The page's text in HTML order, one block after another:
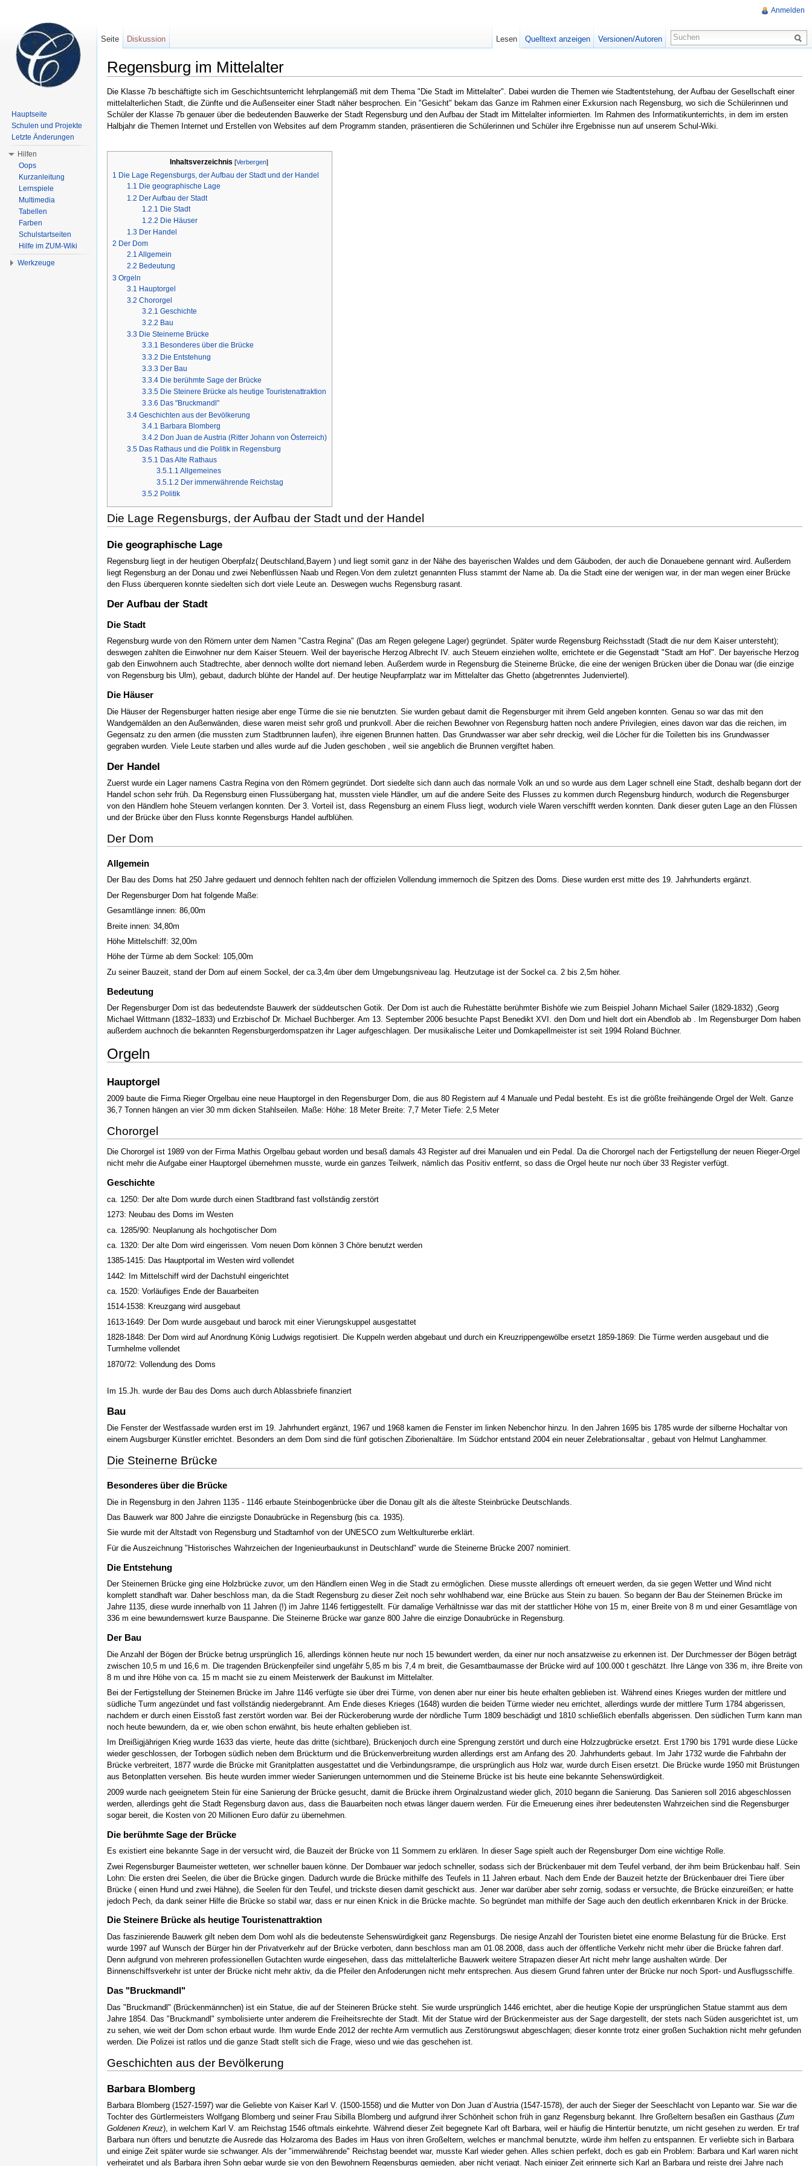
Regensburg im Mittelalter
Die Klasse 7b beschäftigte sich im Geschichtsunterricht lehrplangemäß mit dem Thema "Die Stadt im Mittelalter". Dabei wurden die Themen wie Stadtentstehung, der Aufbau der Gesellschaft einer
mittelalterlichen Stadt, die Zünfte und die Außenseiter einer Stadt näher besprochen. Ein "Gesicht" bekam das Ganze im Rahmen einer Exkursion nach Regensburg, wo sich die Schülerinnen und
Schüler der Klasse 7b genauer über die bedeutenden Bauwerke der Stadt Regensburg und den Aufbau der Stadt im Mittelalter informierten. Im Rahmen des Informatikunterrichts, in dem im ersten
Halbjahr die Themen Internet und Erstellen von Websites auf dem Programm standen, präsentieren die Schülerinnen und Schüler ihre Ergebnisse nun auf unserem Schul-Wiki.
Inhaltsverzeichnis [Verbergen]
1 Die Lage Regensburgs, der Aufbau der Stadt und der Handel
1.1 Die geographische Lage
1.2 Der Aufbau der Stadt
1.2.1 Die Stadt
1.2.2 Die Häuser
1.3 Der Handel
2 Der Dom
2.1 Allgemein
2.2 Bedeutung
3 Orgeln
3.1 Hauptorgel
3.2 Chororgel
3.2.1 Geschichte
3.2.2 Bau
3.3 Die Steinerne Brücke
3.3.1 Besonderes über die Brücke
3.3.2 Die Entstehung
3.3.3 Der Bau
3.3.4 Die berühmte Sage der Brücke
3.3.5 Die Steinere Brücke als heutige Touristenattraktion
3.3.6 Das "Bruckmandl"
3.4 Geschichten aus der Bevölkerung
3.4.1 Barbara Blomberg
3.4.2 Don Juan de Austria (Ritter Johann von Österreich)
3.5 Das Rathaus und die Politik in Regensburg
3.5.1 Das Alte Rathaus
3.5.1.1 Allgemeines
3.5.1.2 Der immerwährende Reichstag
3.5.2 Politik
Die Lage Regensburgs, der Aufbau der Stadt und der Handel
Die geographische Lage
Regensburg liegt in der heutigen Oberpfalz( Deutschland,Bayern ) und liegt somit ganz in der Nähe des bayerischen Waldes und dem Gäuboden, der auch die Donauebene gennant wird. Außerdem
liegt Regensburg an der Donau und zwei Nebenflüssen Naab und Regen.Von dem zuletzt genannten Fluss stammt der Name ab. Da die Stadt eine der wenigen war, in der man wegen einer Brücke
den Fluss überqueren konnte siedelten sich dort viele Leute an. Deswegen wuchs Regensburg rasant.
Der Aufbau der Stadt
Die Stadt
Regensburg wurde von den Römern unter dem Namen "Castra Regina" (Das am Regen gelegene Lager) gegründet. Später wurde Regensburg Reichsstadt (Stadt die nur dem Kaiser untersteht);
deswegen zahlten die Einwohner nur dem Kaiser Steuern. Weil der bayerische Herzog Albrecht IV. auch Steuern einziehen wollte, errichtete er die Gegenstadt "Stadt am Hof". Der bayerische Herzog
gab den Einwohnern auch Stadtrechte, aber dennoch wollte dort niemand leben. Außerdem wurde in Regensburg die Steinerne Brücke, die eine der wenigen Brücken über die Donau war (die einzige
von Regensburg bis Ulm), gebaut, dadurch blühte der Handel auf. Der heutige Neupfarrplatz war im Mittelalter das Ghetto (abgetrenntes Judenviertel).
Die Häuser
Die Häuser der Regensburger hatten riesige aber enge Türme die sie nie benutzten. Sie wurden gebaut damit die Regensburger mit ihrem Geld angeben konnten. Genau so war das mit den
Wandgemälden an den Außenwänden, diese waren meist sehr groß und prunkvoll. Aber die reichen Bewohner von Regensburg hatten noch andere Privilegien, eines davon war das die reichen, im
Gegensatz zu den armen (die mussten zum Stadtbrunnen laufen), ihre eigenen Brunnen hatten. Das Grundwasser war aber sehr dreckig, weil die Löcher für die Toiletten bis ins Grundwasser
gegraben wurden. Viele Leute starben und alles wurde auf die Juden geschoben , weil sie angeblich die Brunnen vergiftet haben.
Der Handel
Zuerst wurde ein Lager namens Castra Regina von den Römern gegründet. Dort siedelte sich dann auch das normale Volk an und so wurde aus dem Lager schnell eine Stadt, deshalb begann dort der
Handel schon sehr früh. Da Regensburg einen Flussübergang hat, mussten viele Händler, um auf die andere Seite des Flusses zu kommen durch Regensburg hindurch, wodurch die Regensburger
von den Händlern hohe Steuern verlangen konnten. Der 3. Vorteil ist, dass Regensburg an einem Fluss liegt, wodurch viele Waren verschifft werden konnten. Dank dieser guten Lage an den Flüssen
und der Brücke über den Fluss konnte Regensburgs Handel aufblühen.
Der Dom
Allgemein
Der Bau des Doms hat 250 Jahre gedauert und dennoch fehlten nach der offizielen Vollendung immernoch die Spitzen des Doms. Diese wurden erst mitte des 19. Jahrhunderts ergänzt.
Der Regensburger Dom hat folgende Maße:
Gesamtlänge innen: 86,00m
Breite innen: 34,80m
Höhe Mittelschiff: 32,00m
Höhe der Türme ab dem Sockel: 105,00m
Zu seiner Bauzeit, stand der Dom auf einem Sockel, der ca.3,4m über dem Umgebungsniveau lag. Heutzutage ist der Sockel ca. 2 bis 2,5m höher.
Bedeutung
Der Regensburger Dom ist das bedeutendste Bauwerk der süddeutschen Gotik. Der Dom ist auch die Ruhestätte berühmter Bishöfe wie zum Beispiel Johann Michael Sailer (1829-1832) ,Georg
Michael Wittmann (1832–1833) und Erzbischof Dr. Michael Buchberger. Am 13. September 2006 besuchte Papst Benedikt XVI. den Dom und hielt dort ein Abendlob ab . Im Regensburger Dom haben
außerdem auchnoch die bekannten Regensburgerdomspatzen ihr Lager aufgeschlagen. Der musikalische Leiter und Domkapellmeister ist seit 1994 Roland Büchner.
Orgeln
Hauptorgel
2009 baute die Firma Rieger Orgelbau eine neue Hauptorgel in den Regensburger Dom, die aus 80 Registern auf 4 Manuale und Pedal besteht. Es ist die größte freihängende Orgel der Welt. Ganze
36,7 Tonnen hängen an vier 30 mm dicken Stahlseilen. Maße: Höhe: 18 Meter Breite: 7,7 Meter Tiefe: 2,5 Meter
Chororgel
Die Chororgel ist 1989 von der Firma Mathis Orgelbau gebaut worden und besaß damals 43 Register auf drei Manualen und ein Pedal. Da die Chororgel nach der Fertigstellung der neuen Rieger-Orgel
nicht mehr die Aufgabe einer Hauptorgel übernehmen musste, wurde ein ganzes Teilwerk, nämlich das Positiv entfernt, so dass die Orgel heute nur noch über 33 Register verfügt.
Geschichte
ca. 1250: Der alte Dom wurde durch einen Stadtbrand fast vollständig zerstört
1273: Neubau des Doms im Westen
ca. 1285/90: Neuplanung als hochgotischer Dom
ca. 1320: Der alte Dom wird eingerissen. Vom neuen Dom können 3 Chöre benutzt werden
1385-1415: Das Hauptportal im Westen wird vollendet
1442: Im Mittelschiff wird der Dachstuhl eingerichtet
ca. 1520: Vorläufiges Ende der Bauarbeiten
1514-1538: Kreuzgang wird ausgebaut
1613-1649: Der Dom wurde ausgebaut und barock mit einer Vierungskuppel ausgestattet
1828-1848: Der Dom wird auf Anordnung König Ludwigs regotisiert. Die Kuppeln werden abgebaut und durch ein Kreuzrippengewölbe ersetzt 1859-1869: Die Türme werden ausgebaut und die
Turmhelme vollendet
1870/72: Vollendung des Doms
Im 15.Jh. wurde der Bau des Doms auch durch Ablassbriefe finanziert
Bau
Die Fenster der Westfassade wurden erst im 19. Jahrhundert ergänzt, 1967 und 1968 kamen die Fenster im linken Nebenchor hinzu. In den Jahren 1695 bis 1785 wurde der silberne Hochaltar von
einem Augsburger Künstler errichtet. Besonders an dem Dom sind die fünf gotischen Ziborienaltäre. Im Südchor entstand 2004 ein neuer Zelebrationsaltar , gebaut von Helmut Langhammer.
Die Steinerne Brücke
Besonderes über die Brücke
Die in Regensburg in den Jahren 1135 - 1146 erbaute Steinbogenbrücke über die Donau gilt als die älteste Steinbrücke Deutschlands.
Das Bauwerk war 800 Jahre die einzigste Donaubrücke in Regensburg (bis ca. 1935).
Sie wurde mit der Altstadt von Regensburg und Stadtamhof von der UNESCO zum Weltkulturerbe erklärt.
Für die Auszeichnung "Historisches Wahrzeichen der Ingenieurbaukunst in Deutschland" wurde die Steinerne Brücke 2007 nominiert.
Die Entstehung
Der Steinernen Brücke ging eine Holzbrücke zuvor, um den Händlern einen Weg in die Stadt zu ermöglichen. Diese musste allerdings oft erneuert werden, da sie gegen Wetter und Wind nicht
komplett standhaft war. Daher beschloss man, da die Stadt Regensburg zu dieser Zeit noch sehr wohlhabend war, eine Brücke aus Stein zu bauen. So begann der Bau der Steinernen Brücke im
Jahre 1135, diese wurde innerhalb von 11 Jahren (!) im Jahre 1146 fertiggestellt. Für damalige Verhältnisse war das mit der stattlicher Höhe von 15 m, einer Breite von 8 m und einer Gesamtläge von
336 m eine bewundernswert kurze Bauspanne. Die Steinerne Brücke war ganze 800 Jahre die einzige Donaubrücke in Regensburg.
Der Bau
Die Anzahl der Bögen der Brücke betrug ursprünglich 16, allerdings können heute nur noch 15 bewundert werden, da einer nur noch ansatzweise zu erkennen ist. Der Durchmesser der Bögen beträgt
zwischen 10,5 m und 16,6 m. Die tragenden Brückenpfeiler sind ungefähr 5,85 m bis 7,4 m breit, die Gesamtbaumasse der Brücke wird auf 100.000 t geschätzt. Ihre Länge von 336 m, ihre Breite von
8 m und ihre Höhe von ca. 15 m macht sie zu einem Meisterwerk der Baukunst im Mittelalter.
Bei der Fertigstellung der Steinernen Brücke im Jahre 1146 verfügte sie über drei Türme, von denen aber nur einer bis heute erhalten geblieben ist. Während eines Krieges wurden der mittlere und
südliche Turm angezündet und fast vollständig niedergebrannt. Am Ende dieses Krieges (1648) wurden die beiden Türme wieder neu errichtet, allerdings wurde der mittlere Turm 1784 abgerissen,
nachdem er durch einen Eisstoß fast zerstört worden war. Bei der Rückeroberung wurde der nördliche Turm 1809 beschädigt und 1810 schließlich ebenfalls abgerissen. Den südlichen Turm kann man
noch heute bewundern, da er, wie oben schon erwähnt, bis heute erhalten geblieben ist.
Im Dreißigjährigen Krieg wurde 1633 das vierte, heute das dritte (sichtbare), Brückenjoch durch eine Sprengung zerstört und durch eine Holzzugbrücke ersetzt. Erst 1790 bis 1791 wurde diese Lücke
wieder geschlossen, der Torbogen südlich neben dem Brückturm und die Brückenverbreitung wurden allerdings erst am Anfang des 20. Jahrhunderts gebaut. Im Jahr 1732 wurde die Fahrbahn der
Brücke verbreitert, 1877 wurde die Brücke mit Granitplatten ausgestattet und die Verbindungsrampe, die ursprünglich aus Holz war, wurde durch Eisen ersetzt. Die Brücke wurde 1950 mit Brüstungen
aus Betonplatten versehen. Bis heute wurden immer wieder Sanierungen unternommen und die Steinerne Brücke ist bis heute eine bekannte Sehenswürdigkeit.
2009 wurde nach geeignetem Stein für eine Sanierung der Brücke gesucht, damit die Brücke ihrem Orginalzustand wieder glich, 2010 begann die Sanierung. Das Sanieren soll 2016 abgeschlossen
werden, allerdings geht die Stadt Regensburg davon aus, dass die Bauarbeiten noch etwas länger dauern werden. Für die Erneuerung eines ihrer bedeutensten Wahrzeichen sind die Regensburger
sogar bereit, die Kosten von 20 Millionen Euro dafür zu übernehmen.
Die berühmte Sage der Brücke
Es existiert eine bekannte Sage in der versucht wird, die Bauzeit der Brücke von 11 Sommern zu erklären. In dieser Sage spielt auch der Regensburger Dom eine wichtige Rolle.
Zwei Regensburger Baumeister wetteten, wer schneller bauen könne. Der Dombauer war jedoch schneller, sodass sich der Brückenbauer mit dem Teufel verband, der ihm beim Brückenbau half. Sein
Lohn: Die ersten drei Seelen, die über die Brücke gingen. Dadurch wurde die Brücke mithilfe des Teufels in 11 Jahren erbaut. Nach dem Ende der Bauzeit hetzte der Brückenbauer drei Tiere über
Brücke ( einen Hund und zwei Hähne), die Seelen für den Teufel, und trickste diesen damit geschickt aus. Jener war darüber aber sehr zornig, sodass er versuchte, die Brücke einzureißen; er hatte
jedoch Pech, da dank seiner Hilfe die Brücke so stabil war, dass er nur einen Knick in die Brücke machte. So begründet man mithilfe der Sage auch den deutlich erkennbaren Knick in der Brücke.
Die Steinere Brücke als heutige Touristenattraktion
Das faszinierende Bauwerk gilt neben dem Dom wohl als die bedeutenste Sehenswürdigkeit ganz Regensburgs. Die riesige Anzahl der Touristen bietet eine enorme Belastung für die Brücke. Erst
wurde 1997 auf Wunsch der Bürger hin der Privatverkehr auf der Brücke verboten, dann beschloss man am 01.08.2008, dass auch der öffentliche Verkehr nicht mehr über die Brücke fahren darf.
Denn aufgrund von mehreren professionellen Gutachten wurde eingesehen, dass das mittelalterliche Bauwerk weitere Strapazen dieser Art nicht mehr lange aushalten würde. Der
Binnenschiffsverkehr ist unter der Brücke nicht mehr aktiv, da die Pfeiler den Anfoderungen nicht mehr entsprechen. Aus diesem Grund fahren unter der Brücke nur noch Sport- und Ausflugsschiffe.
Das "Bruckmandl"
Das "Bruckmandl" (Brückenmännchen) ist ein Statue, die auf der Steineren Brücke steht. Sie wurde ursprünglich 1446 errichtet, aber die heutige Kopie der ursprünglichen Statue stammt aus dem
Jahre 1854. Das "Bruckmandl" symbolisierte unter anderem die Freiheitsrechte der Stadt. Mit der Statue wird der Brückenmeister aus der Sage dargestellt, der stets nach Süden ausgerichtet ist, um
zu sehen, wie weit der Dom schon erbaut wurde. Ihm wurde Ende 2012 der rechte Arm vermutlich aus Zerstörungswut abgeschlagen; dieser konnte trotz einer großen Suchaktion nicht mehr gefunden
werden. Die Polizei ist ratlos und die ganze Stadt stellt sich die Frage, wieso und wie das geschehen ist.
Geschichten aus der Bevölkerung
Barbara Blomberg
Barbara Blomberg (1527-1597) war die Geliebte von Kaiser Karl V. (1500-1558) und die Mutter von Don Juan d`Austria (1547-1578), der auch der Sieger der Seeschlacht von Lepanto war. Sie war die
Tochter des Gürtlermeisters Wolfgang Blomberg und seiner Frau Sibilla Blomberg und aufgrund ihrer Schönheit schon früh in ganz Regensburg bekannt. Ihre Großeltern besaßen ein Gasthaus (Zum
Goldenen Kreuz), in welchem Karl V. am Reichstag 1546 oftmals einkehrte. Während dieser Zeit begegnete Karl oft Barbara, weil er häufig die Hintertür benutzte, um nicht gesehen zu werden. Er traf
Barbara nun öfters und benutzte die Ausrede das Holzaroma des Bades im Haus von ihren Großeltern, welches er manchmal benutzte, würde ihm helfen zu entspannen. Er verliebte sich in Barbara
und einige Zeit später wurde sie schwanger. Als der "immerwährende" Reichstag beendet war, musste Karl wieder gehen. Alles schien perfekt, doch es gab ein Problem: Barbara und Karl waren nicht
verheiratet und als Barbara ihren Sohn gebar wurde sie von den Bewohnern Regensburgs gemieden, aber nicht verjagt. Nach einiger Zeit erinnerte sich Karl an Barbara und reiste drei Jahre nach
Anmelden
Seite Diskussion Lesen Quelltext anzeigen Versionen/Autoren
Hauptseite
Schulen und Projekte
Letzte Änderungen
Hilfen
Oops
Kurzanleitung
Lernspiele
Multimedia
Tabellen
Farben
Schulstartseiten
Hilfe im ZUM-Wiki
Werkzeuge